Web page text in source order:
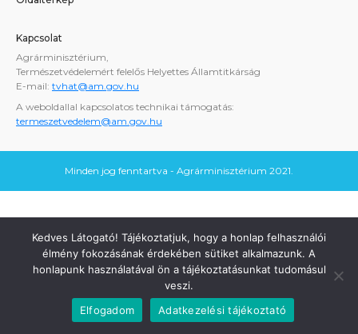
Kapcsolat
Agrárminisztérium,
Természetvédelemért felelős Helyettes Államtitkárság
E-mail: tvhat@am.gov.hu
A weboldallal kapcsolatos technikai támogatás:
termeszetvedelem@am.gov.hu
Minden jog fenntartva - Agrárminisztérium 2021.
Kedves Látogató! Tájékoztatjuk, hogy a honlap felhasználói
élmény fokozásának érdekében sütiket alkalmazunk. A
honlapunk használatával ön a tájékoztatásunkat tudomásul
veszi.
Elfogadom
Adatkezelési tájékoztató